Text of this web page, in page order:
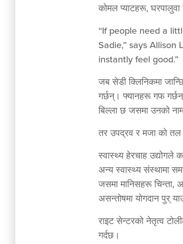
कोमल प्याटहरू,
“If people need a
Sadie,” says Allison
instantly feel good.”
जब सेडी क्लिनिकमा
गर्छन्। फ्यानहरू गफ
बिल्ला छ जसमा उनको
तर उपद्रव र मजा को तल
स्वास्थ्य हेरचाह उद्योगले
अन्य स्वास्थ्य संस्थामा
जसमा मानिसहरू चिन्ता,
असन्तोषमा योगदान पुर्
राइट सेन्टरको नेतृत्व
गर्दछ।